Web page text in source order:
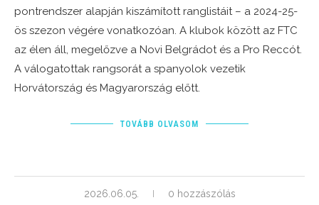
pontrendszer alapján kiszámított ranglistáit – a 2024-25-
ös szezon végére vonatkozóan. A klubok között az FTC
az élen áll, megelőzve a Novi Belgrádot és a Pro Reccót.
A válogatottak rangsorát a spanyolok vezetik
Horvátország és Magyarország előtt.
TOVÁBB OLVASOM
2026.06.05. 0 hozzászólás